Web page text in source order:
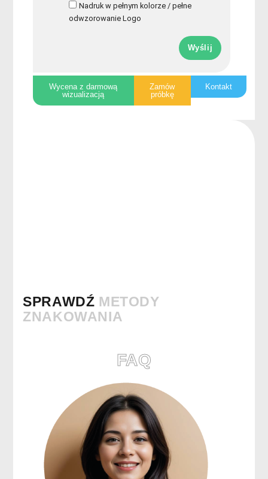
Nadruk w pełnym kolorze / pełne
odwzorowanie Logo
Wyślij
Wycena z darmową
wizualizacją
Zamów
próbkę
Kontakt
SPRAWDŹ METODY
ZNAKOWANIA
FAQ